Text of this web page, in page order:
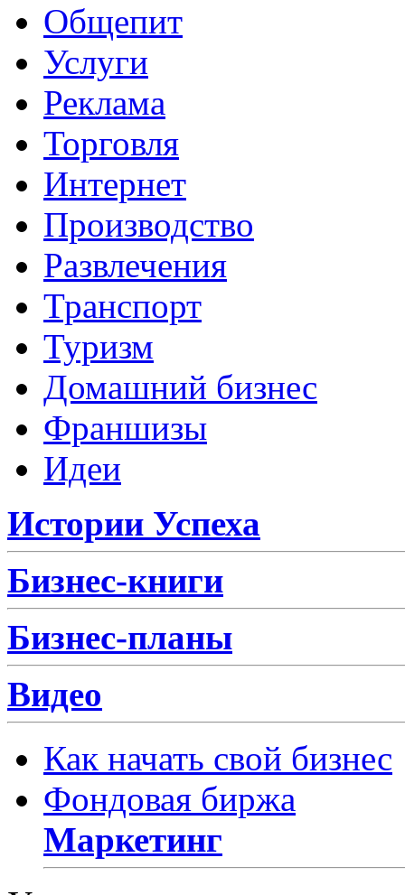
Общепит
Услуги
Реклама
Торговля
Интернет
Производство
Развлечения
Транспорт
Туризм
Домашний бизнес
Франшизы
Идеи
Истории Успеха
Бизнес-книги
Бизнес-планы
Видео
Как начать свой бизнес
Фондовая биржа
Маркетинг